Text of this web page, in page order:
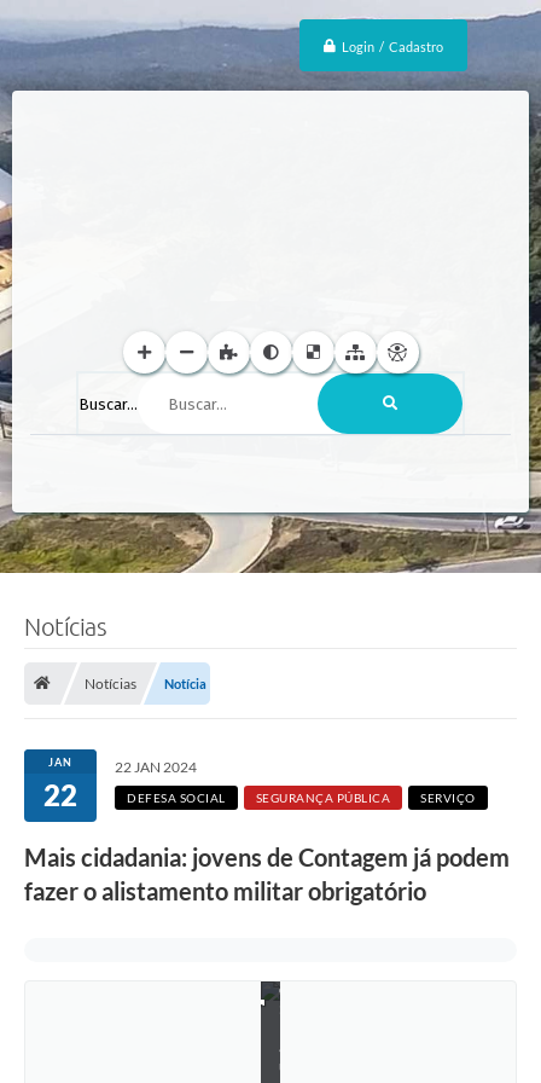
Login / Cadastro
Buscar...
Notícias
Notícias Notícia
JAN
22
22 JAN 2024
DEFESA SOCIAL SEGURANÇA PÚBLICA SERVIÇO
Mais cidadania: jovens de Contagem já podem
fazer o alistamento militar obrigatório
o
a
u